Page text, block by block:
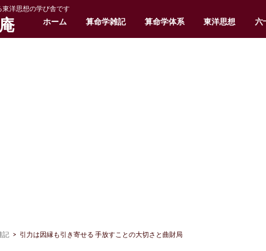
洋思想の学び舎です
ホーム 算命学雑記 算命学体系 東洋思想 六
記 引力は因縁も引き寄せる 手放すことの大切さと曲財局